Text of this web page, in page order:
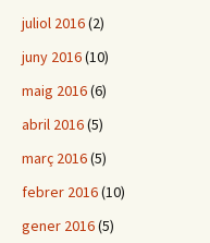
juliol 2016(2)
juny 2016(10)
maig 2016(6)
abril 2016(5)
març 2016(5)
febrer 2016(10)
gener 2016(5)